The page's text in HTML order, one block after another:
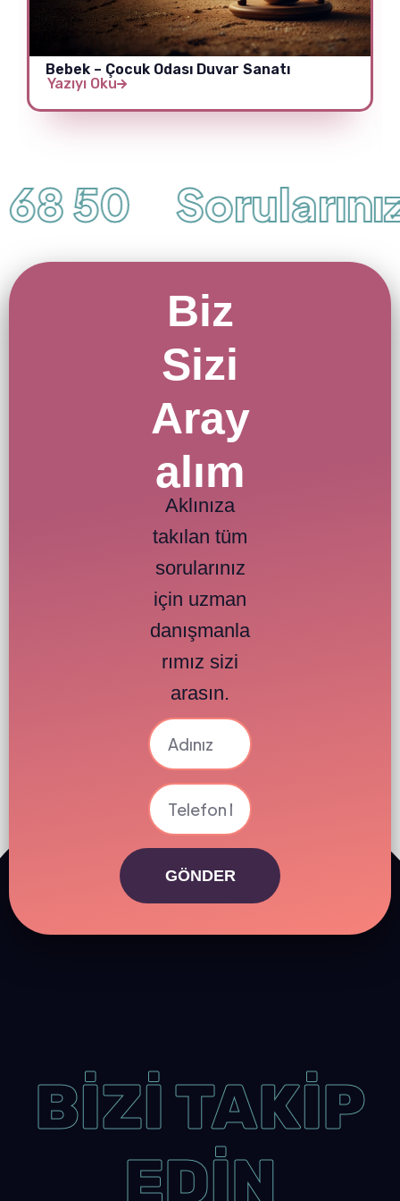
Bebek – Çocuk Odası Duvar Sanatı
Yazıyı Oku
50 Sorularınız
Biz
Sizi
Aray
alım
Aklınıza
takılan tüm
sorularınız
için uzman
danışmanla
rımız sizi
arasın.
GÖNDER
BİZİ TAKİP
EDİN